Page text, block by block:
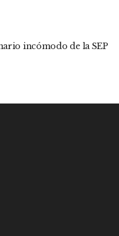
incómodo de la SEP